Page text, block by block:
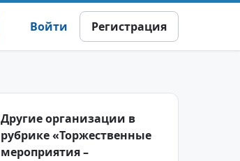
Войти Регистрация
Другие организации в
рубрике «Торжественные
мероприятия –